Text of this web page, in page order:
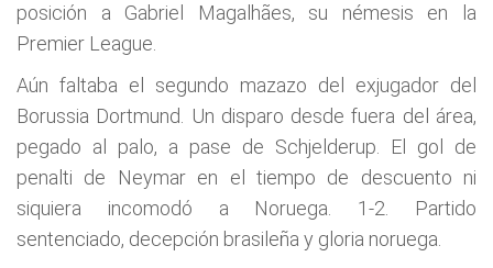
posición a Gabriel Magalhães, su némesis en la
Premier League.
Aún faltaba el segundo mazazo del exjugador del
Borussia Dortmund. Un disparo desde fuera del área,
pegado al palo, a pase de Schjelderup. El gol de
penalti de Neymar en el tiempo de descuento ni
siquiera incomodó a Noruega. 1-2. Partido
sentenciado, decepción brasileña y gloria noruega.